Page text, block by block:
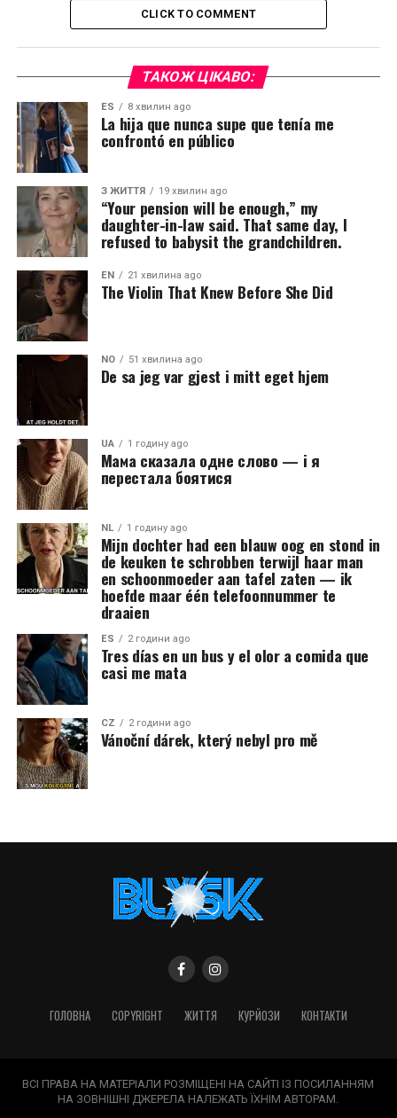
CLICK TO COMMENT
ТАКОЖ ЦІКАВО:
ES 8 хвилин ago
La hija que nunca supe que tenía me
confrontó en público
З ЖИТТЯ 19 хвилин ago
“Your pension will be enough,” my
daughter-in-law said. That same day, I
refused to babysit the grandchildren.
EN 21 хвилина ago
The Violin That Knew Before She Did
NO 51 хвилина ago
De sa jeg var gjest i mitt eget hjem
UA 1 годину ago
Мама сказала одне слово — і я
перестала боятися
NL 1 годину ago
Mijn dochter had een blauw oog en stond in
de keuken te schrobben terwijl haar man
en schoonmoeder aan tafel zaten — ik
hoefde maar één telefoonnummer te
draaien
ES 2 години ago
Tres días en un bus y el olor a comida que
casi me mata
CZ 2 години ago
Vánoční dárek, který nebyl pro mě
ГОЛОВНА COPYRIGHT ЖИТТЯ КУРЙОЗИ КОНТАКТИ
ВСІ ПРАВА НА МАТЕРІАЛИ РОЗМІЩЕНІ НА САЙТІ ІЗ ПОСИЛАННЯМ
НА ЗОВНІШНІ ДЖЕРЕЛА НАЛЕЖАТЬ ЇХНІМ АВТОРАМ.